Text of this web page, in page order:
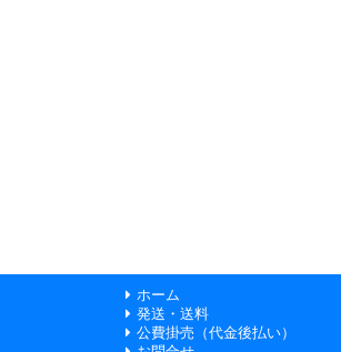
ホーム
発送・送料
公費掛売（代金後払い）